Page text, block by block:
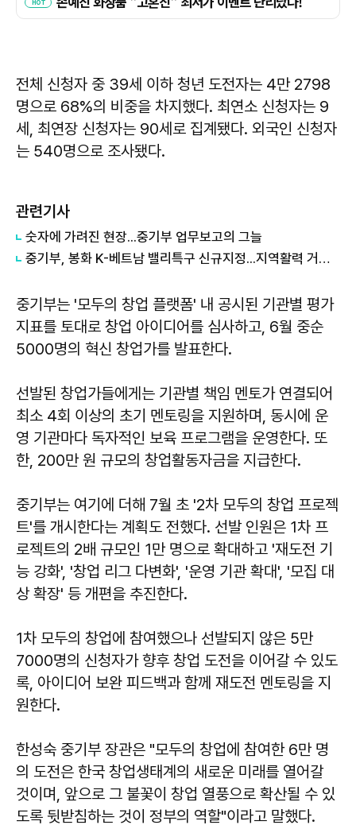
전체 신청자 중 39세 이하 청년 도전자는 4만 2798
명으로 68%의 비중을 차지했다. 최연소 신청자는 9
세, 최연장 신청자는 90세로 집계됐다. 외국인 신청자
는 540명으로 조사됐다.
관련기사
숫자에 가려진 현장...중기부 업무보고의 그늘
중기부, 봉화 K-베트남 밸리특구 신규지정...지역활력 거점 조성
중기부는 '모두의 창업 플랫폼' 내 공시된 기관별 평가
지표를 토대로 창업 아이디어를 심사하고, 6월 중순
5000명의 혁신 창업가를 발표한다.
선발된 창업가들에게는 기관별 책임 멘토가 연결되어
최소 4회 이상의 초기 멘토링을 지원하며, 동시에 운
영 기관마다 독자적인 보육 프로그램을 운영한다. 또
한, 200만 원 규모의 창업활동자금을 지급한다.
중기부는 여기에 더해 7월 초 '2차 모두의 창업 프로젝
트'를 개시한다는 계획도 전했다. 선발 인원은 1차 프
로젝트의 2배 규모인 1만 명으로 확대하고 '재도전 기
능 강화', '창업 리그 다변화', '운영 기관 확대', '모집 대
상 확장' 등 개편을 추진한다.
1차 모두의 창업에 참여했으나 선발되지 않은 5만
7000명의 신청자가 향후 창업 도전을 이어갈 수 있도
록, 아이디어 보완 피드백과 함께 재도전 멘토링을 지
원한다.
한성숙 중기부 장관은 "모두의 창업에 참여한 6만 명
의 도전은 한국 창업생태계의 새로운 미래를 열어갈
것이며, 앞으로 그 불꽃이 창업 열풍으로 확산될 수 있
도록 뒷받침하는 것이 정부의 역할"이라고 말했다.